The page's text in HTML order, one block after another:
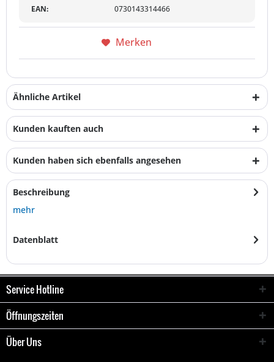
EAN:
0730143314466
Merken
Ähnliche Artikel
Kunden kauften auch
Kunden haben sich ebenfalls angesehen
Beschreibung
mehr
Datenblatt
Service Hotline
Öffnungszeiten
Über Uns